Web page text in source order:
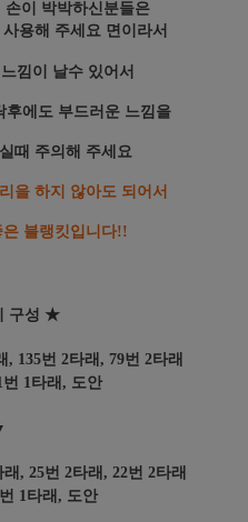
손이 박박하신분들은
용해 주세요 면이라서
낌이 날수 있어서
후에도 부드러운 느낌을
때 주의해 주세요
을 하지 않아도 되어서
블랭킷입니다!!
구성 ★
, 135번 2타래, 79번 2타래
번 1타래, 도안
, 25번 2타래, 22번 2타래
1타래, 도안